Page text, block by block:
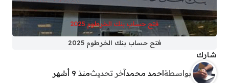
فتح حساب بنك الخرطوم 2025
شارك
بواسطةاحمد محمدآخر تحديثمنذ 9 أشهر